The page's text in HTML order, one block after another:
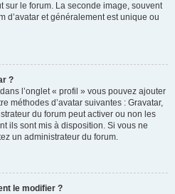
sur le forum. La seconde image, souvent
d’avatar et généralement est unique ou
?
l’onglet « profil » vous pouvez ajouter
méthodes d’avatar suivantes : Gravatar,
du forum peut activer ou non les
ils sont mis à disposition. Si vous ne
un administrateur du forum.
le modifier ?